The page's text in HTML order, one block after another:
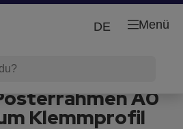
Menü
DE
A0
Klemmprofil